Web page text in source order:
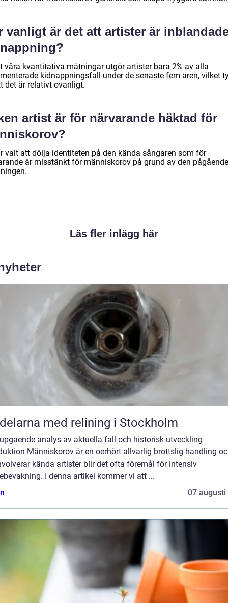
vanligt är det att artister är
våra kvantitativa mätningar utgör artister bara 2% av alla
kidnappningsfall under de senaste fem åren, vilket
det är relativt ovanligt.
artist är för närvarande häktad för
valt att dölja identiteten på den kända sångaren som för
är misstänkt för människorov på grund av den pågående
Läs fler inlägg här
med relining i Stockholm
analys av aktuella fall och historisk utveckling
Människorov är en oerhört allvarlig brottslig handling
kända artister blir det ofta föremål för intensiv
I denna artikel kommer vi att ...
07 augusti